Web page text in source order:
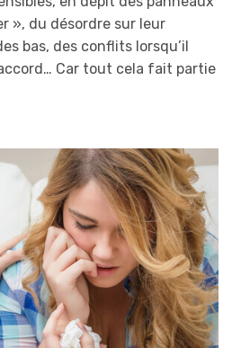
», du désordre sur leur
bas, des conflits lorsqu’il
Car tout cela fait partie